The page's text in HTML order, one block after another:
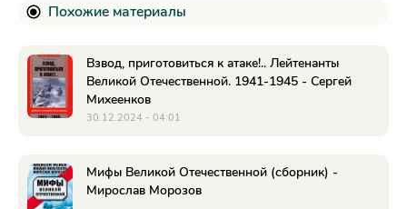
Похожие материалы
Взвод, приготовиться к атаке!.. Лейтенанты
Великой Отечественной. 1941-1945 - Сергей
Михеенков
30.12.2024 - 04:01
Мифы Великой Отечественной (сборник) -
Мирослав Морозов